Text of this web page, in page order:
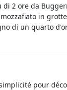
di 2 ore da
in
di un quarto
e passaggi in
pour